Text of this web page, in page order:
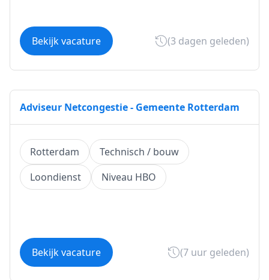
Bekijk vacature (3 dagen geleden)
Adviseur Netcongestie - Gemeente Rotterdam
Rotterdam
Technisch / bouw
Loondienst
Niveau HBO
Bekijk vacature (7 uur geleden)